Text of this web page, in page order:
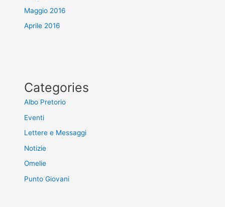
Maggio 2016
Aprile 2016
Categories
Albo Pretorio
Eventi
Lettere e Messaggi
Notizie
Omelie
Punto Giovani